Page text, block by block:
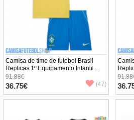
Camisa de time de futebol Brasil
Replicas 1º Equipamento Infantil
Mundo 2026 Manga Curta (+ Calças
curtas)
91.88€
36.75€ (47)